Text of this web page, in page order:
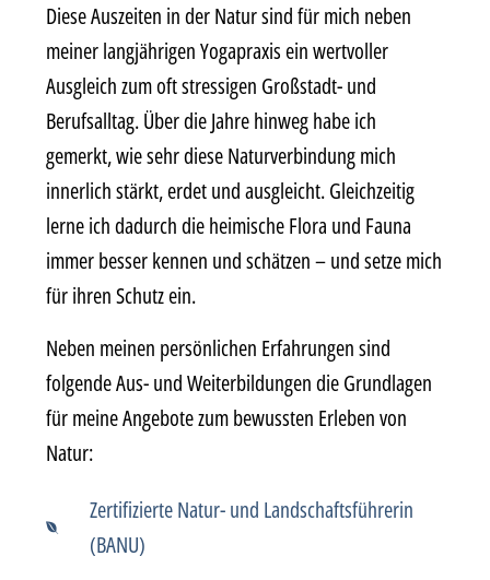
Diese Auszeiten in der Natur sind für mich neben
meiner langjährigen Yogapraxis ein wertvoller
Ausgleich zum oft stressigen Großstadt- und
Berufsalltag. Über die Jahre hinweg habe ich
gemerkt, wie sehr diese Naturverbindung mich
innerlich stärkt, erdet und ausgleicht. Gleichzeitig
lerne ich dadurch die heimische Flora und Fauna
immer besser kennen und schätzen – und setze mich
für ihren Schutz ein.
Neben meinen persönlichen Erfahrungen sind
folgende Aus- und Weiterbildungen die Grundlagen
für meine Angebote zum bewussten Erleben von
Natur:
Zertifizierte Natur- und Landschaftsführerin
(BANU)